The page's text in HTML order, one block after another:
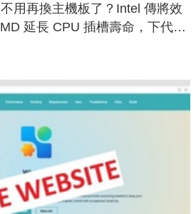
用再換主機板了？Intel 傳將效
延長 CPU 插槽壽命，下代